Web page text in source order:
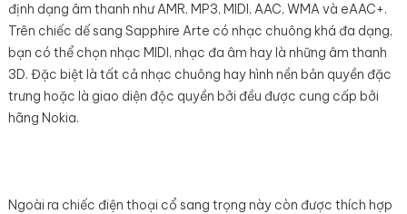
định dạng âm thanh như AMR, MP3, MIDI, AAC, WMA và eAAC+.
Trên chiếc dế sang Sapphire Arte có nhạc chuông khá đa dạng,
bạn có thể chọn nhạc MIDI, nhạc đa âm hay là những âm thanh
3D. Đặc biệt là tất cả nhạc chuông hay hình nền bản quyền đặc
trưng hoặc là giao diện độc quyền bởi đều được cung cấp bởi
hãng Nokia.
Ngoài ra chiếc điện thoại cổ sang trọng này còn được thích hợp